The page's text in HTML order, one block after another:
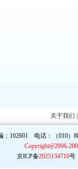
关于我们
：102601 电话：（010）
Copyright@2006-
京ICP备2025134710号